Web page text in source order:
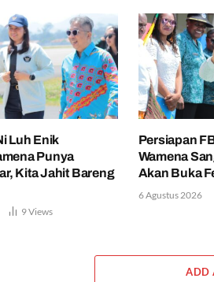
Luh Enik
Punya
Kita Jahit Bareng
9Views
Persiapan
Wamena
Akan Buka
6 Agustus 2026
ADD